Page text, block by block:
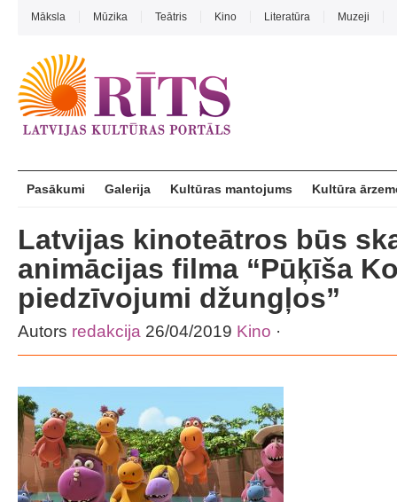
Māksla Mūzika Teātris Kino Literatūra Muzeji
Pasākumi Galerija Kultūras mantojums Kultūra
Latvijas kinoteātros būs
animācijas filma “Pūķīša
piedzīvojumi džungļos”
Autors redakcija 26/04/2019 Kino ·